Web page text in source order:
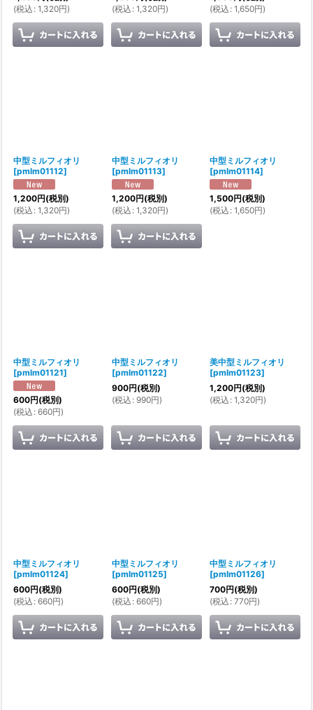
(税込 : 1,320円)
(税込 : 1,320円)
(税込 : 1,650円)
中型ミルフィオリ
[pmlm01112]
1,200円(税別)
(税込 : 1,320円)
中型ミルフィオリ
[pmlm01113]
1,200円(税別)
(税込 : 1,320円)
中型ミルフィオリ
[pmlm01114]
1,500円(税別)
(税込 : 1,650円)
中型ミルフィオリ
[pmlm01121]
600円(税別)
(税込 : 660円)
中型ミルフィオリ
[pmlm01122]
900円(税別)
(税込 : 990円)
美中型ミルフィオリ
[pmlm01123]
1,200円(税別)
(税込 : 1,320円)
中型ミルフィオリ
[pmlm01124]
600円(税別)
(税込 : 660円)
中型ミルフィオリ
[pmlm01125]
600円(税別)
(税込 : 660円)
中型ミルフィオリ
[pmlm01126]
700円(税別)
(税込 : 770円)